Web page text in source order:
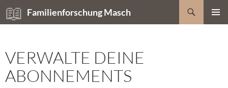
Zum
Inhalt
Familienforschung Masch
Suchen
VERWALTE DEINE
ABONNEMENTS